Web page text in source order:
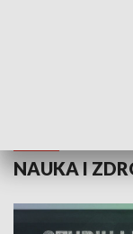
NAUKA I